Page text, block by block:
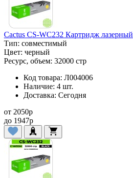
Cactus CS-WC232 Картридж лазерный
Тип: совместимый
Цвет: черный
Ресурс, объем: 32000 стр
Код товара: Л004006
Наличие: 4 шт.
Доставка: Сегодня
от 2050p
до 1947p